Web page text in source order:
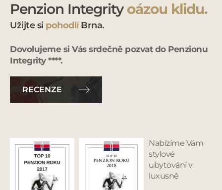
Penzion Integrity oázou klidu.
Užijte si pohodlíBrna.
Dovolujeme si Vás srdečně pozvat do Penzionu
Integrity ****.
RECENZE
Nabízíme Vám
stylové
ubytování v
luxusně